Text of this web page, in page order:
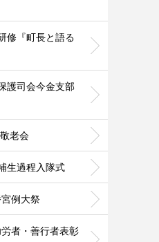
修『町長と語る
護司会今金支部
老会
生過程入隊式
例大祭
者・善行者表彰